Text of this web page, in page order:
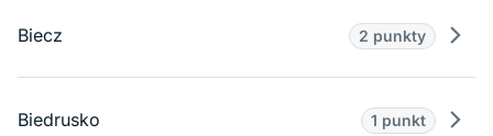
Biecz 2 punkty
Biedrusko 1 punkt